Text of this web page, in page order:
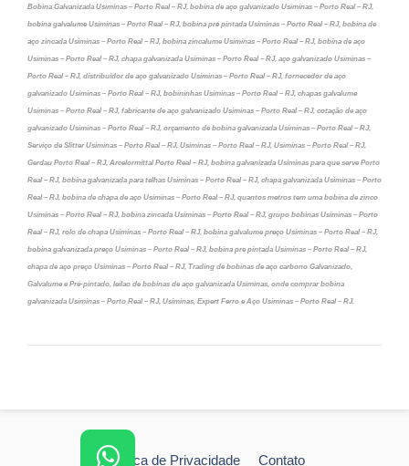
Bobina Galvanizada Usiminas – Porto Real – RJ, bobina de aço galvanizado Usiminas – Porto Real – RJ,
bobina galvalume Usiminas – Porto Real – RJ, bobina pre pintada Usiminas – Porto Real – RJ, bobina de
aço zincada Usiminas – Porto Real – RJ, bobina zincalume Usiminas – Porto Real – RJ, bobina de aço
Usiminas – Porto Real – RJ, chapa galvanizada Usiminas – Porto Real – RJ, aço galvanizado Usiminas –
Porto Real – RJ, distribuidor de aço galvanizado Usiminas – Porto Real – RJ, fornecedor de aço
galvanizado Usiminas – Porto Real – RJ, bobininhas Usiminas – Porto Real – RJ, chapas galvalume
Usiminas – Porto Real – RJ, fabricante de aço galvanizado Usiminas – Porto Real – RJ, cotação de aço
galvanizado Usiminas – Porto Real – RJ, orçamento de bobina galvanizada Usiminas – Porto Real – RJ,
Serviço de Slitter Usiminas – Porto Real – RJ, Usiminas – Porto Real – RJ, Usiminas – Porto Real – RJ,
Gerdau Porto Real – RJ, Arcelormittal Porto Real – RJ, bobina galvanizada Usiminas para que serve Porto
Real – RJ, bobina galvanizada para telhas Usiminas – Porto Real – RJ, chapa galvanizada Usiminas – Porto
Real – RJ, bobina de chapa de aço Usiminas – Porto Real – RJ, quantos metros tem uma bobina de zinco
Usiminas – Porto Real – RJ, bobina zincada Usiminas – Porto Real – RJ, grupo bobinas Usiminas – Porto
Real – RJ, rolo de chapa Usiminas – Porto Real – RJ, bobina galvalume preço Usiminas – Porto Real – RJ,
bobina galvanizada preço Usiminas – Porto Real – RJ, bobina pre pintada Usiminas – Porto Real – RJ,
chapa de aço preço Usiminas – Porto Real – RJ, Trading de bobinas de aço carbono Galvanizado,
Galvalume e Pré-pintado, leilao de bobinas de aço galvanizada Usiminas, onde comprar bobina
galvanizada Usiminas – Porto Real – RJ, Usiminas, Expert Ferro e Aço Usiminas – Porto Real – RJ.
Política de Privacidade Contato